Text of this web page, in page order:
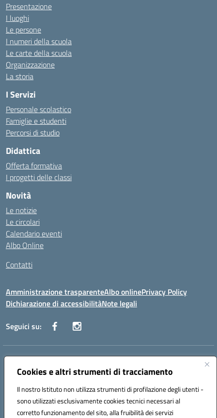
Cookies e altri strumenti di tracciamento
Il nostro Istituto non utilizza strumenti di profilazione degli utenti -
sono utilizzati esclusivamente cookies tecnici necessari al
corretto funzionamento del sito, alla fruibilità dei servizi
Presentazione
I luoghi
Le persone
I numeri della scuola
Le carte della scuola
Organizzazione
La storia
I Servizi
Personale scolastico
Famiglie e studenti
Percorsi di studio
Didattica
Offerta formativa
I progetti delle classi
Novità
Le notizie
Le circolari
Calendario eventi
Albo Online
Contatti
Amministrazione trasparenteAlbo onlinePrivacy Policy
Dichiarazione di accessibilitàNote legali
Seguici su:
Indirizzo:
Centralino:0881636571 Email:fgps040004@istruzione.it
Codice fiscale: 80031370713
Codice meccanografico:
FGPS040004